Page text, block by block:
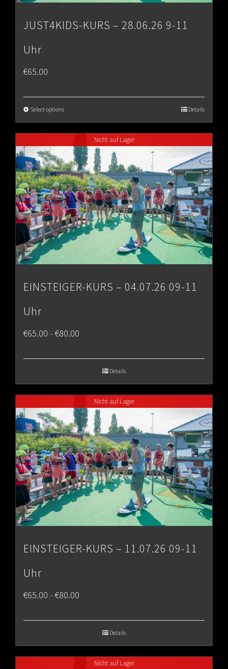
JUST4KIDS-KURS – 28.06.26 9-11
Uhr
€65.00
Select options Details
Nicht auf Lager
EINSTEIGER-KURS – 04.07.26 09-11
Uhr
€65.00–€80.00
€80.00
Details
Nicht auf Lager
EINSTEIGER-KURS – 11.07.26 09-11
Uhr
€65.00–€80.00
Details
Nicht auf Lager